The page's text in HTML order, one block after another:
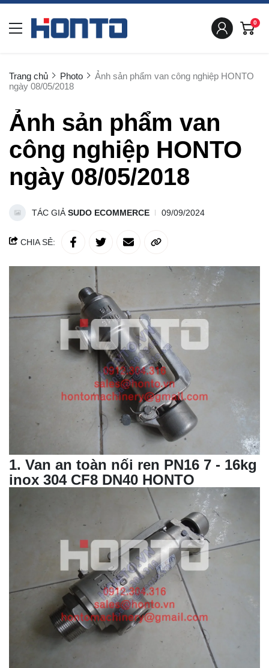
0
Trang chủ Photo
Ảnh sản phẩm van công nghiệp HONTO
ngày 08/05/2018
Ảnh sản phẩm van
công nghiệp HONTO
ngày 08/05/2018
TÁC GIẢ SUDO ECOMMERCE 09/09/2024
CHIA SẺ:
1. Van an toàn nối ren PN16 7 - 16kg
inox 304 CF8 DN40 HONTO